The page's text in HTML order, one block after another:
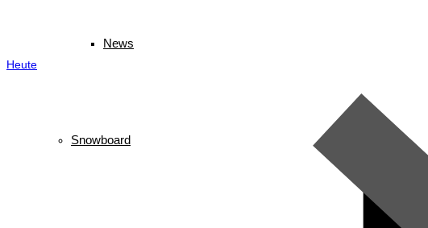
News
Snowboard
Heute